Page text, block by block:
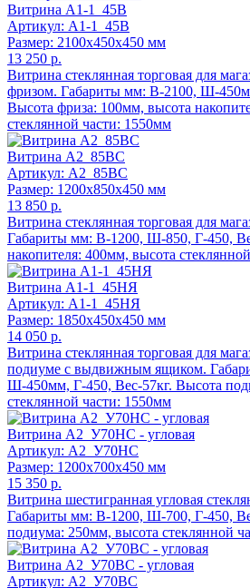
Витрина А1-1_45В
Артикул: А1-1_45В
Размер: 2100x450x450 мм
13 250 р.
Витрина стеклянная торговая для
фризом. Габариты мм: В-2100, Ш-
Высота фриза: 100мм, высота
стеклянной части: 1550мм
Витрина А2_85ВС
Артикул: А2_85ВС
Размер: 1200x850x450 мм
13 850 р.
Витрина стеклянная торговая для
Габариты мм: В-1200, Ш-850, Г-450,
накопителя: 400мм, высота
Витрина А1-1_45НЯ
Артикул: А1-1_45НЯ
Размер: 1850x450x450 мм
14 050 р.
Витрина стеклянная торговая для
подиуме с выдвижным ящиком.
Ш-450мм, Г-450, Вес-57кг. Высота
стеклянной части: 1550мм
Витрина А2_У70НС - угловая
Артикул: А2_У70НС
Размер: 1200x700x450 мм
15 350 р.
Витрина шестигранная угловая
Габариты мм: В-1200, Ш-700, Г-450,
подиума: 250мм, высота стеклянной
Витрина А2_У70ВС - угловая
Артикул: А2_У70ВС